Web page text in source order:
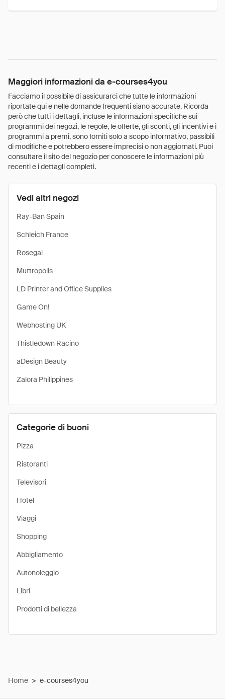
Maggiori informazioni da e-courses4you
Facciamo il possibile di assicurarci che tutte le informazioni
riportate qui e nelle domande frequenti siano accurate. Ricorda
però che tutti i dettagli, incluse le informazioni specifiche sui
programmi dei negozi, le regole, le offerte, gli sconti, gli incentivi e i
programmi a premi, sono forniti solo a scopo informativo, passibili
di modifiche e potrebbero essere imprecisi o non aggiornati. Puoi
consultare il sito del negozio per conoscere le informazioni più
recenti e i dettagli completi.
Vedi altri negozi
Ray-Ban Spain
Schleich France
Rosegal
Muttropolis
LD Printer and Office Supplies
Game On!
Webhosting UK
Thistledown Racino
aDesign Beauty
Zalora Philippines
Categorie di buoni
Pizza
Ristoranti
Televisori
Hotel
Viaggi
Shopping
Abbigliamento
Autonoleggio
Libri
Prodotti di bellezza
Home > e-courses4you